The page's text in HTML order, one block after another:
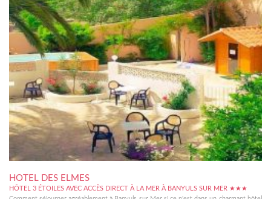
HOTEL DES ELMES
HÔTEL 3 ÉTOILES AVEC ACCÈS DIRECT À LA MER À BANYULS SUR MER ★★★